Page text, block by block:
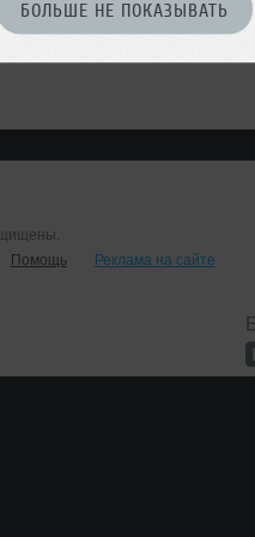
БОЛЬШЕ НЕ ПОКАЗЫВАТЬ
Помощь
Реклама на сайте